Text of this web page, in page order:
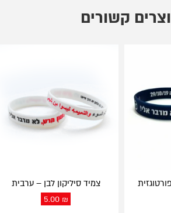
קשורים
צמיד סיליקון לבן – ערבית
5.00 ₪